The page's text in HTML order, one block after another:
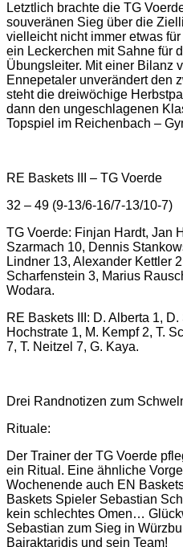
Letztlich brachte die TG
souveränen Sieg über die
vielleicht nicht immer etwas
ein Leckerchen mit Sahne für
Übungsleiter. Mit einer Bilanz
Ennepetaler unverändert den
steht die dreiwöchige
dann den ungeschlagenen
Topspiel im Reichenbach –
RE Baskets III – TG Voerde
32 – 49 (9-13/6-16/7-13/10-7)
TG Voerde: Finjan Hardt, Jan
Szarmach 10, Dennis
Lindner 13, Alexander Kettler
Scharfenstein 3, Marius
Wodara.
RE Baskets III: D. Alberta 1,
Hochstrate 1, M. Kempf 2, T.
7, T. Neitzel 7, G. Kaya.
Drei Randnotizen zum
Rituale:
Der Trainer der TG Voerde
ein Ritual. Eine ähnliche
Wochenende auch EN
Baskets Spieler Sebastian
kein schlechtes Omen…
Sebastian zum Sieg in
Bairaktaridis und sein Team!